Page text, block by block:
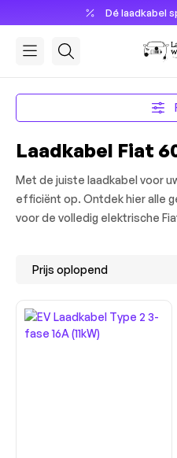
Dé laadkabel
Laadkabel Fiat
Met de juiste laadkabel voor
efficiënt op. Ontdek hier alle
voor de volledig elektrische